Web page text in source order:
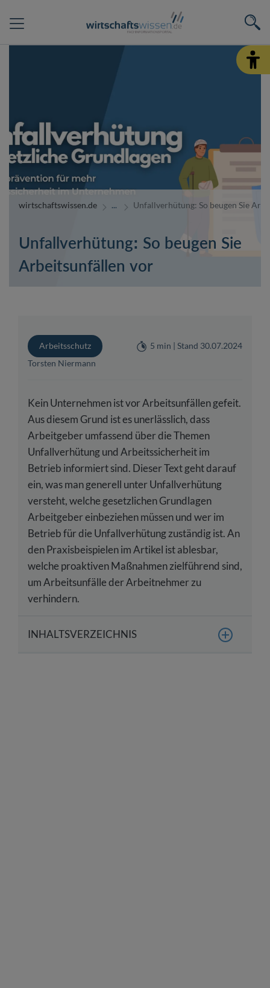
wirtschaftswissen.de Unfallverhütung: So beugen Sie
Unfallverhütung: So beugen Sie
Arbeitsunfällen vor
Arbeitsschutz
5 min | Stand 30.07.2024
Torsten Niermann
Kein Unternehmen ist vor Arbeitsunfällen gefeit.
Aus diesem Grund ist es unerlässlich, dass
Arbeitgeber umfassend über die Themen
Unfallverhütung und Arbeitssicherheit im
Betrieb informiert sind. Dieser Text geht darauf
ein, was man generell unter Unfallverhütung
versteht, welche gesetzlichen Grundlagen
Arbeitgeber einbeziehen müssen und wer im
Betrieb für die Unfallverhütung zuständig ist. An
den Praxisbeispielen im Artikel ist ablesbar,
welche proaktiven Maßnahmen zielführend sind,
um Arbeitsunfälle der Arbeitnehmer zu
verhindern.
INHALTSVERZEICHNIS